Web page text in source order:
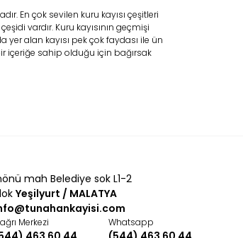
En çok sevilen kuru kayısı çeşitleri
vardır. Kuru kayısının geçmişi
alan kayısı pek çok faydası ile ün
içeriğe sahip olduğu için bağırsak
tanır.Hediyelik kuru kayısı
da saklayarak bozulmasına engel
mah Belediye sok L1-2
Yeşilyurt / MALATYA
Merkezi Whatsapp